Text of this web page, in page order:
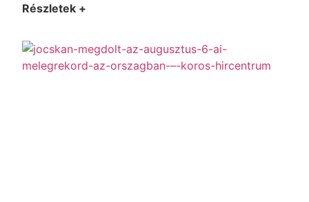
Részletek +